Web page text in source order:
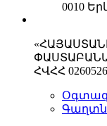
0010
ՀՎՀՀ